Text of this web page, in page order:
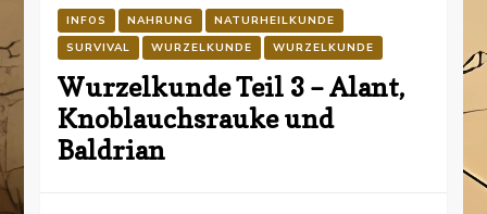
INFOS NAHRUNG
NATURHEILKUNDE
SURVIVAL
WURZELKUNDE WURZELKUNDE
Wurzelkunde Teil 3 – Alant,
Knoblauchsrauke und
Baldrian